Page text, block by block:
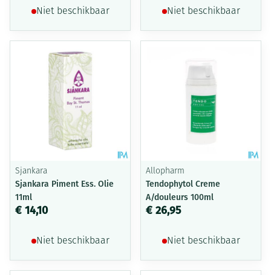
Niet beschikbaar Niet beschikbaar
Sjankara
Sjankara Piment Ess. Olie
11ml
€ 14,10
Niet beschikbaar
Allopharm
Tendophytol Creme
A/douleurs 100ml
€ 26,95
Niet beschikbaar